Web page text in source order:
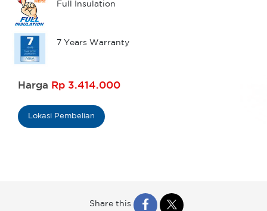
Full Insulation
7 Years Warranty
Harga Rp 3.414.000
Lokasi Pembelian
Share this